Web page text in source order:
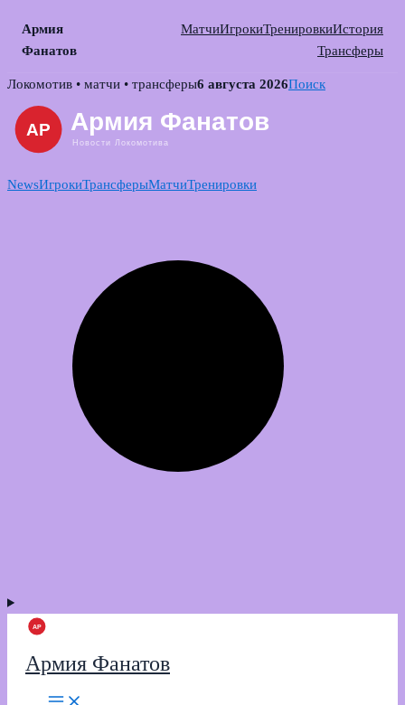
Армия
Фанатов
МатчиИгрокиТренировкиИстория
Трансферы
Skip
content
Локомотив • матчи • трансферы6 августа 2026Поиск
NewsИгрокиТрансферыМатчиТренировки
Армия Фанатов